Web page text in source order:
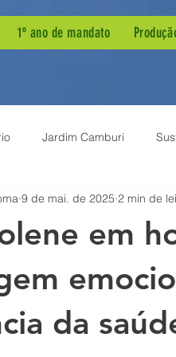
1º ano de mandato
Jardim Camburi
Pública Dengue
Projeto de Lei
Meio Ambiente
em
da
9 de mai. de 2025 2 min de